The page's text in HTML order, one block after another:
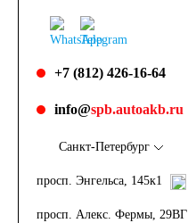
+7 (812) 426-16-64
info@spb.autoakb.ru
Санкт-Петербург
просп. Энгельса, 145к1
просп. Алекс. Фермы, 29ВГ